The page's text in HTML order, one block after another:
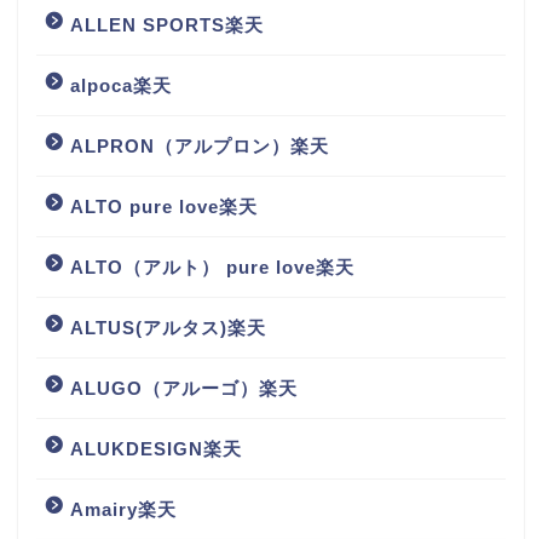
ALLEN SPORTS楽天
alpoca楽天
ALPRON（アルプロン）楽天
ALTO pure love楽天
ALTO（アルト） pure love楽天
ALTUS(アルタス)楽天
ALUGO（アルーゴ）楽天
ALUKDESIGN楽天
Amairy楽天